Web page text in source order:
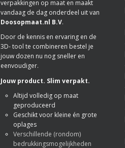
verpakkingen op maat en maakt
vandaag de dag onderdeel uit van
Doosopmaat.nl B.V.
Door de kennis en ervaring en de
3D- tool te combineren bestel je
jouw dozen nu nog sneller en
eenvoudiger.
Jouw product. Slim verpakt.
Altijd volledig op maat
geproduceerd
Geschikt voor kleine én grote
oplages
Verschillende (rondom)
bedrukkingsmogelijkheden